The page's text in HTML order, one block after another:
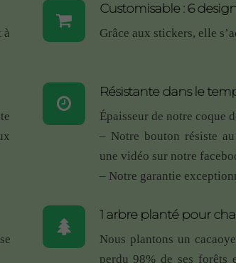
aussi! Je recommande. J’aurai bien
Bonne continuation
sonnette. N’hésitez pas à revenir vers
Note5
à
Customisable : 6
Grâce aux stickers, elle
Résistante dans le
Épaisseur de notre coque
– Notre bouton résiste
une vidéo sur notre
– Notre garantie
1 arbre planté pour
Nous plantons un
perdu 98% de ses forêts